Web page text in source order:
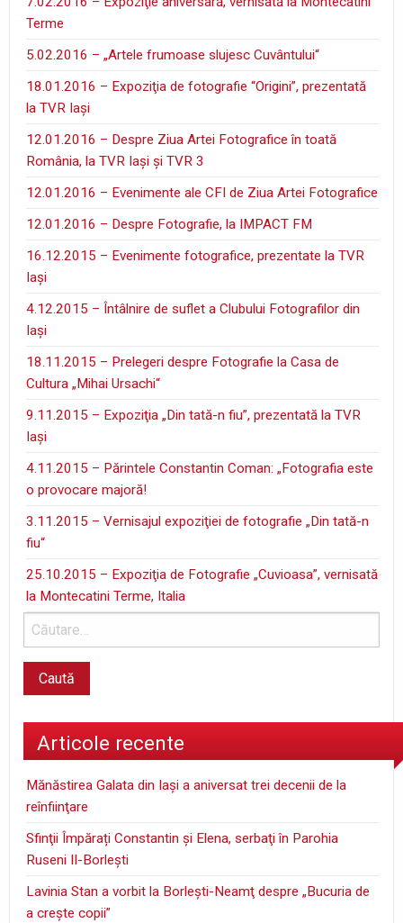
Terme
5.02.2016 – „Artele frumoase slujesc Cuvântului“
18.01.2016 – Expoziţia de fotografie “Origini”, prezentată
la TVR Iaşi
12.01.2016 – Despre Ziua Artei Fotografice în toată
România, la TVR Iaşi şi TVR 3
12.01.2016 – Evenimente ale CFI de Ziua Artei Fotografice
12.01.2016 – Despre Fotografie, la IMPACT FM
16.12.2015 – Evenimente fotografice, prezentate la TVR
Iaşi
4.12.2015 – Întâlnire de suflet a Clubului Fotografilor din
Iaşi
18.11.2015 – Prelegeri despre Fotografie la Casa de
Cultura „Mihai Ursachi“
9.11.2015 – Expoziţia „Din tată-n fiu”, prezentată la TVR
Iaşi
4.11.2015 – Părintele Constantin Coman: „Fotografia este
o provocare majoră!
3.11.2015 – Vernisajul expoziţiei de fotografie „Din tată-n
fiu“
25.10.2015 – Expoziţia de Fotografie „Cuvioasa”, vernisată
la Montecatini Terme, Italia
Articole recente
Mănăstirea Galata din Iaşi a aniversat trei decenii de la
reînfiinţare
Sfinţii Împărați Constantin și Elena, serbaţi în Parohia
Ruseni II-Borleşti
Lavinia Stan a vorbit la Borleşti-Neamţ despre „Bucuria de
a creşte copii”